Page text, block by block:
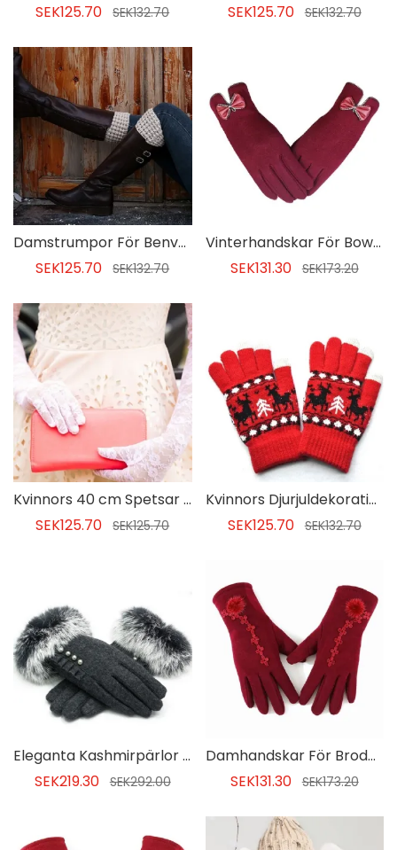
SEK125.70
SEK132.70
SEK125.70 SEK132.70
Damstrumpor För Benvärmare
SEK125.70
SEK132.70
Vinterhandskar För Bowknot För Kvinnor
SEK131.30 SEK173.20
Kvinnors 40 cm Spetsar Eleganta Damhandskar
SEK125.70
SEK125.70
Kvinnors Djurjuldekorationstillbehör
SEK125.70 SEK132.70
Eleganta Kashmirpärlor Damhandskar För Kvinnor
SEK219.30 SEK292.00
Damhandskar För Broderiblomma
SEK131.30 SEK173.20